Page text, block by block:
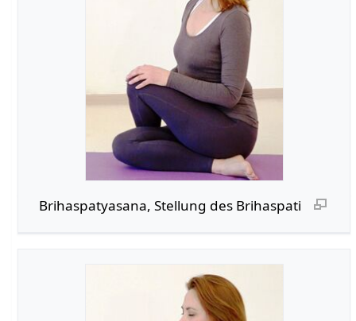
Brihaspatyasana, Stellung des Brihaspati